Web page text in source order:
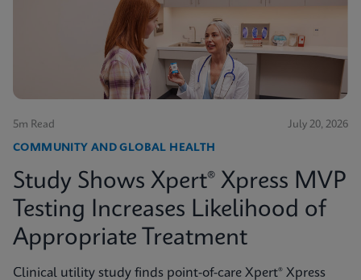
5m Read July 20, 2026
COMMUNITY AND GLOBAL HEALTH
Study Shows Xpert® Xpress MVP
Testing Increases Likelihood of
Appropriate Treatment
Clinical utility study finds point-of-care Xpert® Xpress